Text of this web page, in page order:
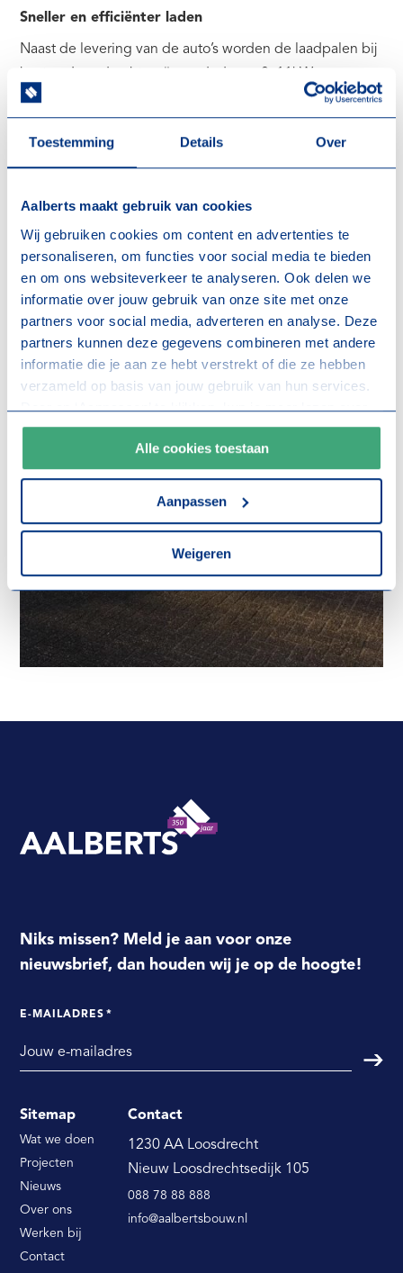
Toestemming Details Over
Aalberts maakt gebruik van cookies
Wij gebruiken cookies om content en advertenties te
personaliseren, om functies voor social media te bieden
en om ons websiteverkeer te analyseren. Ook delen we
informatie over jouw gebruik van onze site met onze
partners voor social media, adverteren en analyse. Deze
partners kunnen deze gegevens combineren met andere
informatie die je aan ze hebt verstrekt of die ze hebben
verzameld op basis van jouw gebruik van hun services.
Door op ‘Aanpassen’ te klikken, kun je meer lezen over
onze cookies en je voorkeuren aanpassen. Door op ‘Alle
cookies toestaan’ te klikken, ga je akkoord met het
gebruik van alle cookies zoals omschreven in onze
Alle cookies toestaan
Aanpassen
Weigeren
Sneller en efficiënter laden
Naast de levering van de auto’s worden de laadpalen bij
laadpalen. Hierdoor kunnen dagelijks 16 auto’s volledig
opgeladen worden. Onze samenwerking met de
leverancier van de laadpalen EVbox is hiermee versterkt.
Niks missen? Meld je aan voor onze
nieuwsbrief, dan houden wij je op de hoogte!
E-MAILADRES *
Sitemap
Wat we doen
Projecten
Nieuws
Over ons
Werken bij
Contact
Contact
1230 AA Loosdrecht
Nieuw Loosdrechtsedijk 105
088 78 88 888
info@aalbertsbouw.nl